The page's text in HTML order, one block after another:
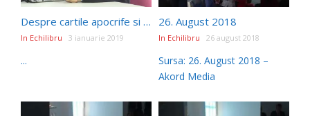
Despre cartile apocrife si cartea lui Enoh
In Echilibru 3 ianuarie 2019
...
26. August 2018
In Echilibru 26 august 2018
Sursa: 26. August 2018 –
Akord Media